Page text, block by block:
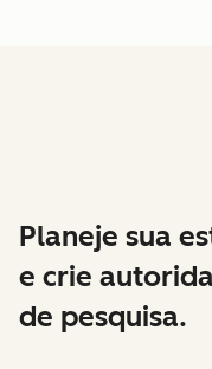
Planeje sua
e crie
de pesquisa.